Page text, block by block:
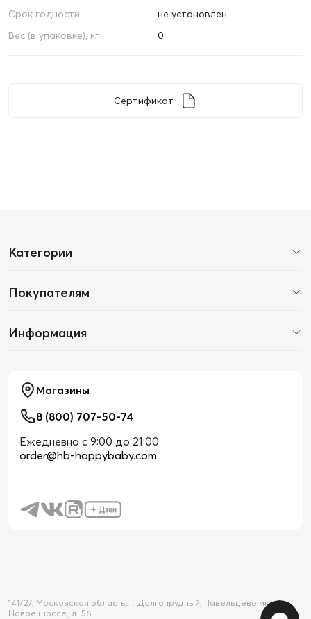
Срок годности
не установлен
Вес (в упаковке), кг
0
Сертификат
Категории
Покупателям
Информация
Магазины
8 (800) 707-50-74
Ежедневно с 9:00 до 21:00
order@hb-happybaby.com
141727, Московская область, г. Долгопрудный, Павельцево мкр-н,
Новое шоссе, д. 56